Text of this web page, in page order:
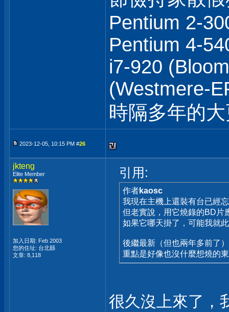
Pentium 2-
Pentium 4-
i7-920
(Westmere-
時隔多年的
2023-12-05, 10:15 PM #26
jkteng
Elite Member
加入日期: Feb 2003
您的住址: 台北縣
文章: 8,118
引用:
作者kaosc
我現在主機上還裝有台已經
但老實說，用它燒錄的BD片
如果它哪天掛了，可能我就
後繼最新（但也兩年多前了
重點是好像也沒什麼想燒的
很久沒上來了，